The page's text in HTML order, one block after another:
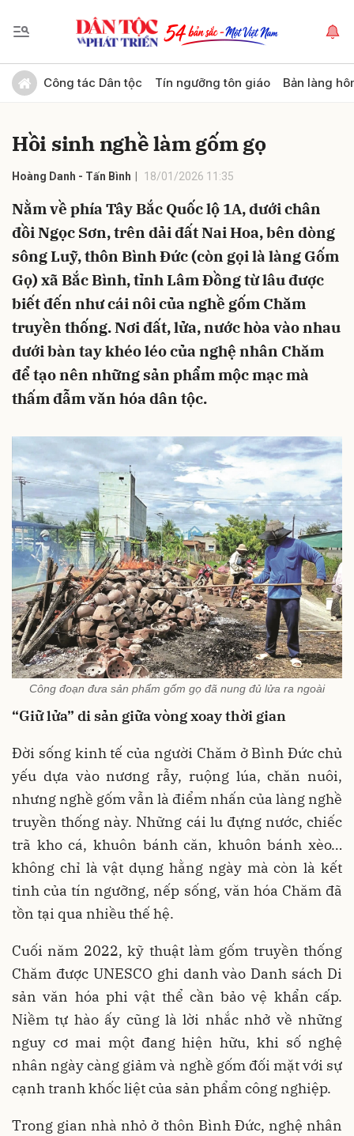
Công tác Dân tộc Tín ngưỡng tôn giáo Bản làng
Hồi sinh nghề làm gốm gọ
Hoàng Danh - Tấn Bình 18/01/2026 11:35
Nằm về phía Tây Bắc Quốc lộ 1A, dưới chân
đồi Ngọc Sơn, trên dải đất Nai Hoa, bên dòng
sông Luỹ, thôn Bình Đức (còn gọi là làng Gốm
Gọ) xã Bắc Bình, tỉnh Lâm Đồng từ lâu được
biết đến như cái nôi của nghề gốm Chăm
truyền thống. Nơi đất, lửa, nước hòa vào nhau
dưới bàn tay khéo léo của nghệ nhân Chăm
để tạo nên những sản phẩm mộc mạc mà
thấm đẫm văn hóa dân tộc.
Công đoạn đưa sản phẩm gốm gọ đã nung đủ lửa ra ngoài
“Giữ lửa” di sản giữa vòng xoay thời gian
Đời sống kinh tế của người Chăm ở Bình Đức chủ
yếu dựa vào nương rẫy, ruộng lúa, chăn nuôi,
nhưng nghề gốm vẫn là điểm nhấn của làng nghề
truyền thống này. Những cái lu đựng nước, chiếc
trã kho cá, khuôn bánh căn, khuôn bánh xèo…
không chỉ là vật dụng hằng ngày mà còn là kết
tinh của tín ngưỡng, nếp sống, văn hóa Chăm đã
tồn tại qua nhiều thế hệ.
Cuối năm 2022, kỹ thuật làm gốm truyền thống
Chăm được UNESCO ghi danh vào Danh sách Di
sản văn hóa phi vật thể cần bảo vệ khẩn cấp.
Niềm tự hào ấy cũng là lời nhắc nhở về những
nguy cơ mai một đang hiện hữu, khi số nghệ
nhân ngày càng giảm và nghề gốm đối mặt với sự
cạnh tranh khốc liệt của sản phẩm công nghiệp.
Trong gian nhà nhỏ ở thôn Bình Đức, nghệ nhân
Gửi bình luận
Hủy Gửi